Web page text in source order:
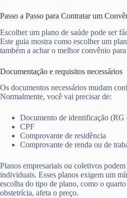
Passo a Passo para Contratar um
Escolher um plano de saúde pode ser
Este guia mostra como escolher um
também a achar o melhor convênio
Documentação e requisitos necessários
Os documentos necessários mudam
Normalmente, você vai precisar de:
Documento de identificação
CPF
Comprovante de residência
Comprovante de renda ou de
Planos empresariais ou coletivos
individuais. Esses planos exigem um
escolha do tipo de plano, como o
obstetrícia, afeta o preço.